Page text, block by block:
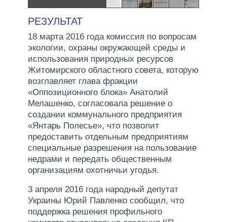
РЕЗУЛЬТАТ
18 марта 2016 года комиссия по вопросам
экологии, охраны окружающей среды и
использования природных ресурсов
Житомирского областного совета, которую
возглавляет глава фракции
«Оппозиционного блока» Анатолий
Мелашенко, согласовала решение о
создании коммунального предприятия
«Янтарь Полесье», что позволит
предоставить отдельным предприятиям
специальные разрешения на пользование
недрами и передать общественным
организациям охотничьи угодья.
3 апреля 2016 года народный депутат
Украины Юрий Павленко сообщил, что
поддержка решения профильного